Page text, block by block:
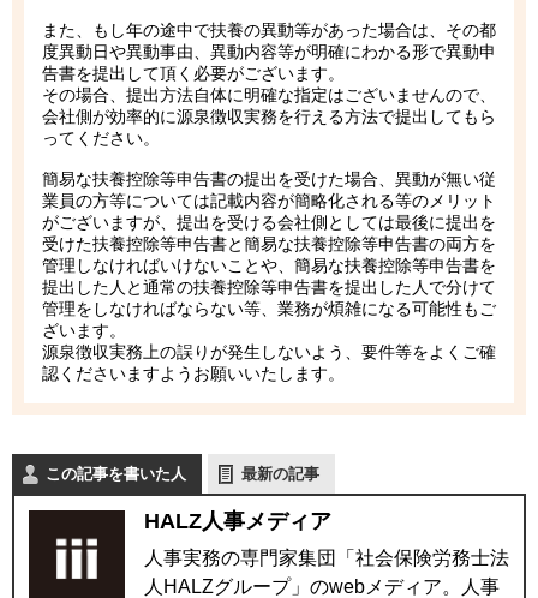
また、もし年の途中で扶養の異動等があった場合は、その都
度異動日や異動事由、異動内容等が明確にわかる形で異動申
告書を提出して頂く必要がございます。
その場合、提出方法自体に明確な指定はございませんので、
会社側が効率的に源泉徴収実務を行える方法で提出してもら
ってください。
簡易な扶養控除等申告書の提出を受けた場合、異動が無い従
業員の方等については記載内容が簡略化される等のメリット
がございますが、提出を受ける会社側としては最後に提出を
受けた扶養控除等申告書と簡易な扶養控除等申告書の両方を
管理しなければいけないことや、簡易な扶養控除等申告書を
提出した人と通常の扶養控除等申告書を提出した人で分けて
管理をしなければならない等、業務が煩雑になる可能性もご
ざいます。
源泉徴収実務上の誤りが発生しないよう、要件等をよくご確
認くださいますようお願いいたします。
この記事を書いた人 最新の記事
HALZ人事メディア
人事実務の専門家集団「社会保険労務士法
人HALZグループ」のwebメディア。人事